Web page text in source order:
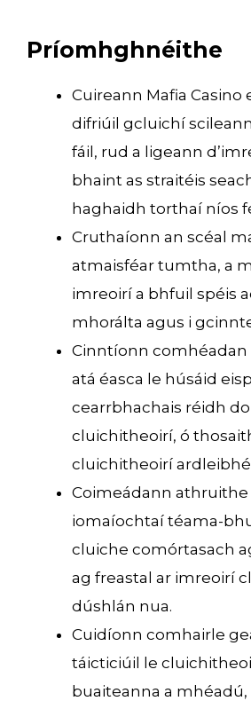
Príomhghnéithe
Cuireann Mafia Casino
difriúil gcluichí
fáil, rud a ligeann
bhaint as straitéis
haghaidh torthaí níos
Cruthaíonn an scéal
atmaisféar tumtha, a
imreoirí a bhfuil spéis
mhorálta agus i
Cinntíonn comhéadan
atá éasca le húsáid
cearrbhachais réidh
cluichitheoirí, ó
cluichitheoirí
Coimeádann
iomaíochtaí téama-
cluiche comórtasach
ag freastal ar imreoirí
dúshlán nua.
Cuidíonn comhairle
táicticiúil le
buaiteanna a